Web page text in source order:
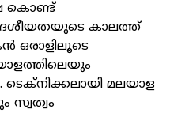
കൊണ്ട്
ദേശീയതയുടെ കാലത്ത്
ഒരാളിലൂടെ
മലയാള
സ്വത്വം